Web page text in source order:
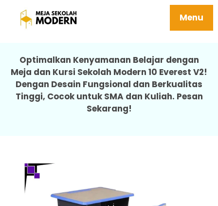
Menu
Meja Dalam Sekolah Tidak Mudah Rusak
Kuat 10 Everest V2
Optimalkan Kenyamanan Belajar dengan
Meja dan Kursi Sekolah Modern 10 Everest V2!
Dengan Desain Fungsional dan Berkualitas
Tinggi, Cocok untuk SMA dan Kuliah. Pesan
Sekarang!